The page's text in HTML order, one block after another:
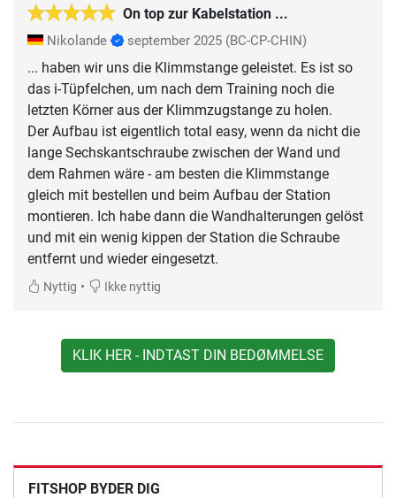
On top zur Kabelstation ...
Nikolande september 2025 (BC-CP-CHIN)
... haben wir uns die Klimmstange geleistet. Es ist so
das i-Tüpfelchen, um nach dem Training noch die
letzten Körner aus der Klimmzugstange zu holen.
Der Aufbau ist eigentlich total easy, wenn da nicht die
lange Sechskantschraube zwischen der Wand und
dem Rahmen wäre - am besten die Klimmstange
gleich mit bestellen und beim Aufbau der Station
montieren. Ich habe dann die Wandhalterungen gelöst
und mit ein wenig kippen der Station die Schraube
entfernt und wieder eingesetzt.
Nyttig • Ikke nyttig
KLIK HER - INDTAST DIN BEDØMMELSE
FITSHOP BYDER DIG